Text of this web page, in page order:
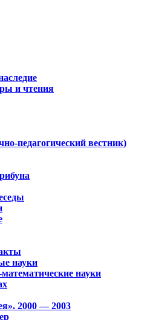
и чтения
педагогический вестник)
науки
науки
2000 — 2003